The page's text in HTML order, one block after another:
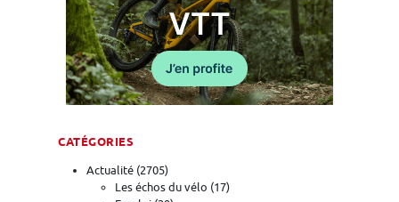
CATÉGORIES
Actualité (2705)
Les échos du vélo (17)